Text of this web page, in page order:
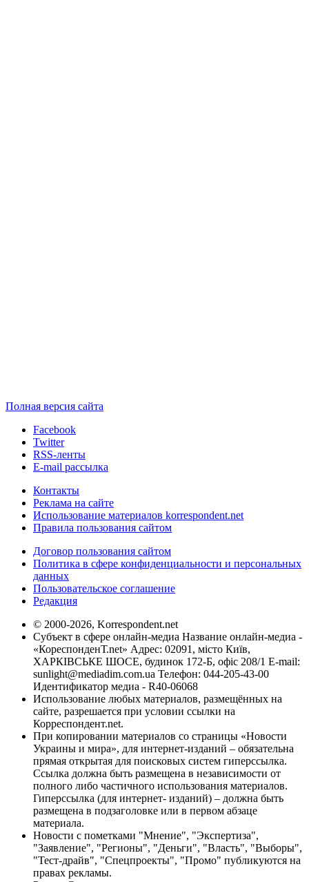
Полная версия сайта
Facebook
Twitter
RSS-ленты
E-mail рассылка
Контакты
Реклама на сайте
Использование материалов korrespondent.net
Правила пользования сайтом
Договор пользования сайтом
Политика в сфере конфиденциальности и персональных
данных
Пользовательское соглашение
Редакция
© 2000-2026, Korrespondent.net
Субъект в сфере онлайн-медиа Название онлайн-медиа -
«КореспонденТ.net» Адрес: 02091, місто Київ,
ХАРКІВСЬКЕ ШОСЕ, будинок 172-Б, офіс 208/1 E-mail:
sunlight@mediadim.com.ua Телефон: 044-205-43-00
Идентификатор медиа - R40-06068
Использование любых материалов, размещённых на
сайте, разрешается при условии ссылки на
Корреспондент.net.
При копировании материалов со страницы «Новости
Украины и мира», для интернет-изданий – обязательна
прямая открытая для поисковых систем гиперссылка.
Ссылка должна быть размещена в независимости от
полного либо частичного использования материалов.
Гиперссылка (для интернет- изданий) – должна быть
размещена в подзаголовке или в первом абзаце
материала.
Новости с пометками "Мнение", "Экспертиза",
"Заявление", "Регионы", "Деньги", "Власть", "Выборы",
"Тест-драйв", "Спецпроекты", "Промо" публикуются на
правах рекламы.